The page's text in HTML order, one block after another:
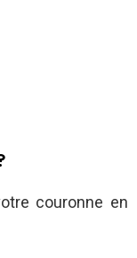
couronne en